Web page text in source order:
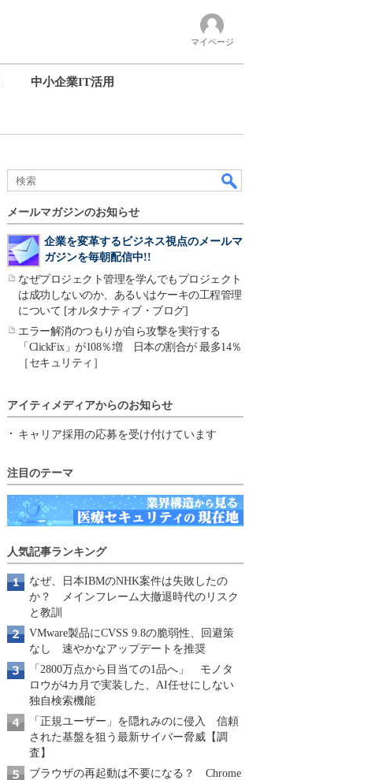
マイページ
中小企業IT活用
メールマガジンのお知らせ
企業を変革するビジネス視点のメールマ
ガジンを毎朝配信中!!
なぜプロジェクト管理を学んでもプロジェクト
は成功しないのか、あるいはケーキの工程管理
について [オルタナティブ・ブログ]
エラー解消のつもりが自ら攻撃を実行する
「ClickFix」が108％増 日本の割合が 最多14％
［セキュリティ］
アイティメディアからのお知らせ
キャリア採用の応募を受け付けています
注目のテーマ
人気記事ランキング
なぜ、日本IBMのNHK案件は失敗したの
か？ メインフレーム大撤退時代のリスク
と教訓
VMware製品にCVSS 9.8の脆弱性、回避策
なし 速やかなアップデートを推奨
「2800万点から目当ての1品へ」 モノタ
ロウが4カ月で実装した、AI任せにしない
独自検索機能
「正規ユーザー」を隠れみのに侵入 信頼
された基盤を狙う最新サイバー脅威【調
査】
ブラウザの再起動は不要になる？ Chrome